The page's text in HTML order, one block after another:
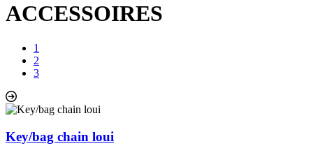
ACCESSOIRES
1
2
3
Key/bag chain loui